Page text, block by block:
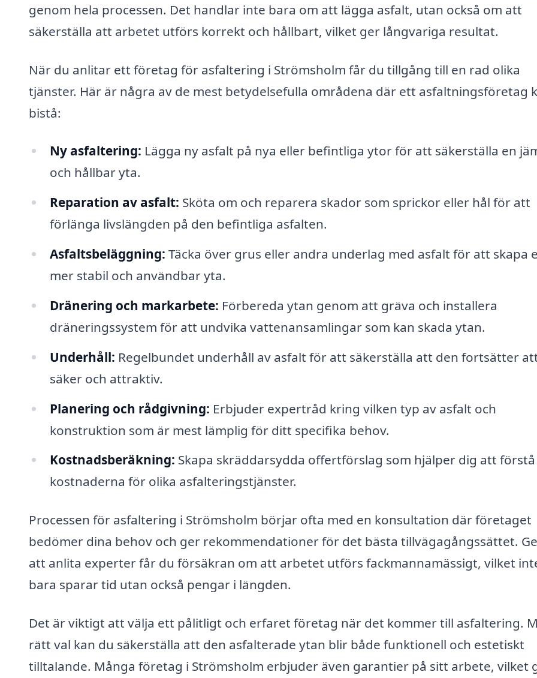
genom hela processen. Det handlar inte bara om att lägga asfalt, utan också om att
säkerställa att arbetet utförs korrekt och hållbart, vilket ger långvariga resultat.
När du anlitar ett företag för asfaltering i Strömsholm får du tillgång till en rad olika
tjänster. Här är några av de mest betydelsefulla områdena där ett asfaltningsföretag
bistå:
Ny asfaltering: Lägga ny asfalt på nya eller befintliga ytor för att säkerställa en
och hållbar yta.
Reparation av asfalt: Sköta om och reparera skador som sprickor eller hål för att
förlänga livslängden på den befintliga asfalten.
Asfaltsbeläggning: Täcka över grus eller andra underlag med asfalt för att skapa
mer stabil och användbar yta.
Dränering och markarbete: Förbereda ytan genom att gräva och installera
dräneringssystem för att undvika vattenansamlingar som kan skada ytan.
Underhåll: Regelbundet underhåll av asfalt för att säkerställa att den fortsätter
säker och attraktiv.
Planering och rådgivning: Erbjuder expertråd kring vilken typ av asfalt och
konstruktion som är mest lämplig för ditt specifika behov.
Kostnadsberäkning: Skapa skräddarsydda offertförslag som hjälper dig att förstå
kostnaderna för olika asfalteringstjänster.
Processen för asfaltering i Strömsholm börjar ofta med en konsultation där företaget
bedömer dina behov och ger rekommendationer för det bästa tillvägagångssättet.
att anlita experter får du försäkran om att arbetet utförs fackmannamässigt, vilket
bara sparar tid utan också pengar i längden.
Det är viktigt att välja ett pålitligt och erfaret företag när det kommer till asfaltering.
rätt val kan du säkerställa att den asfalterade ytan blir både funktionell och estetiskt
tilltalande. Många företag i Strömsholm erbjuder även garantier på sitt arbete, vilket